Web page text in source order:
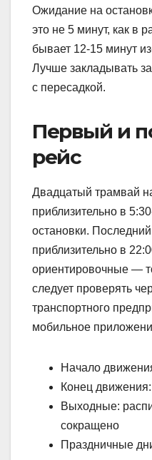
Ожидание на
это не 5 минут, как в
бывает 12-15 минут
Лучше закладывать
с пересадкой.
Первый и
рейс
Двадцатый трамвай
приблизительно в
остановки.
приблизительно в
ориентировочные —
следует проверять
транспортного
мобильное
Начало
Конец
Выходные:
сокращено
Праздничные